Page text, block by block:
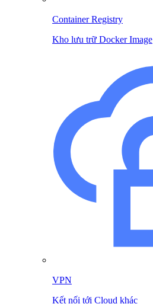
Container Registry
Kho lưu trữ Docker Image
VPN
Kết nối tới Cloud khác